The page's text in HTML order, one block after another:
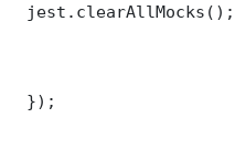
jest.clearAllMocks();
});